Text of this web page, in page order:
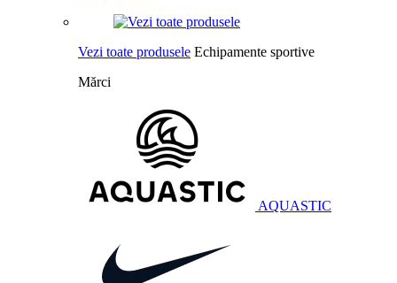
Vezi toate produsele Echipamente sportive
Mărci
AQUASTIC